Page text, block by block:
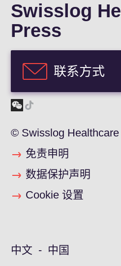
Swisslog
Press
联系方式
© Swisslog
免责申明
数据保护声明
Cookie 设置
中文 - 中国